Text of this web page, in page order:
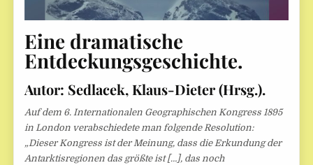
Eine dramatische
Entdeckungsgeschichte.
Autor: Sedlacek, Klaus-Dieter (Hrsg.).
Auf dem 6. Internationalen Geographischen Kongress 1895
in London verabschiedete man folgende Resolution:
„Dieser Kongress ist der Meinung, dass die Erkundung der
Antarktisregionen das größte ist […], das noch